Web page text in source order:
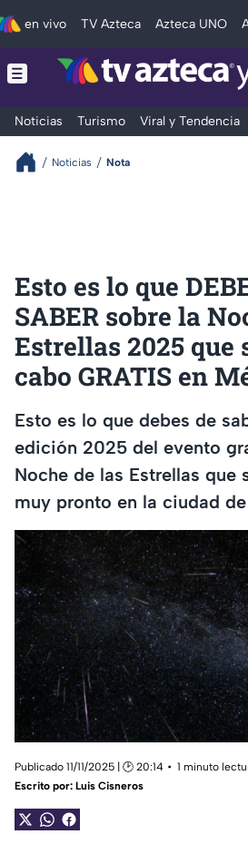
en vivo TV Azteca Azteca UNO
Noticias Turismo Viral y Tendencia
Noticias Nota
Esto es lo que
SABER sobre la
Estrellas 2025 que
cabo GRATIS en
Esto es lo que debes de
edición 2025 del evento
Noche de las Estrellas que
muy pronto en la ciudad
Publicado 11/11/2025 | 🕑 20:14
1 minuto
Escrito por: Luis Cisneros